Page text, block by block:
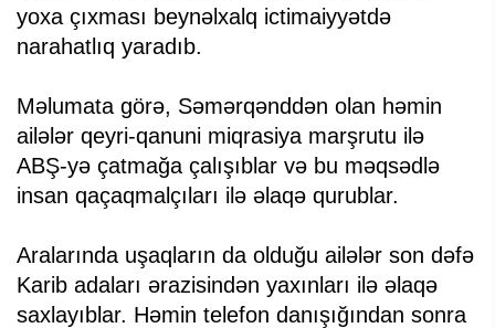
yoxa çıxması beynəlxalq ictimaiyyətdə
narahatlıq yaradıb.
Məlumata görə, Səmərqənddən olan həmin
ailələr qeyri-qanuni miqrasiya marşrutu ilə
ABŞ-yə çatmağa çalışıblar və bu məqsədlə
insan qaçaqmalçıları ilə əlaqə qurublar.
Aralarında uşaqların da olduğu ailələr son dəfə
Karib adaları ərazisindən yaxınları ilə əlaqə
saxlayıblar. Həmin telefon danışığından sonra